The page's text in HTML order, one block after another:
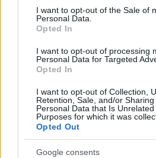
consent section.
I want to opt-out of the Sale of
Personal Data.
Opted In
I want to opt-out of processing
Personal Data for Targeted
Opted In
I want to opt-out of Collection,
Retention, Sale, and/or
Personal Data that Is
Purposes for which it was
Opted Out
Google consents
még mi minden volt nála.
Egyenesen keresztül
teljesen megálltam, mert
utat.
„Aztán újra kell indulnod,
vagy ütve, hogy úgy
nehéz. Valóban volt hatása.